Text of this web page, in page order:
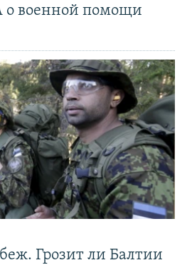
о военной помощи
Грозит ли Балтии